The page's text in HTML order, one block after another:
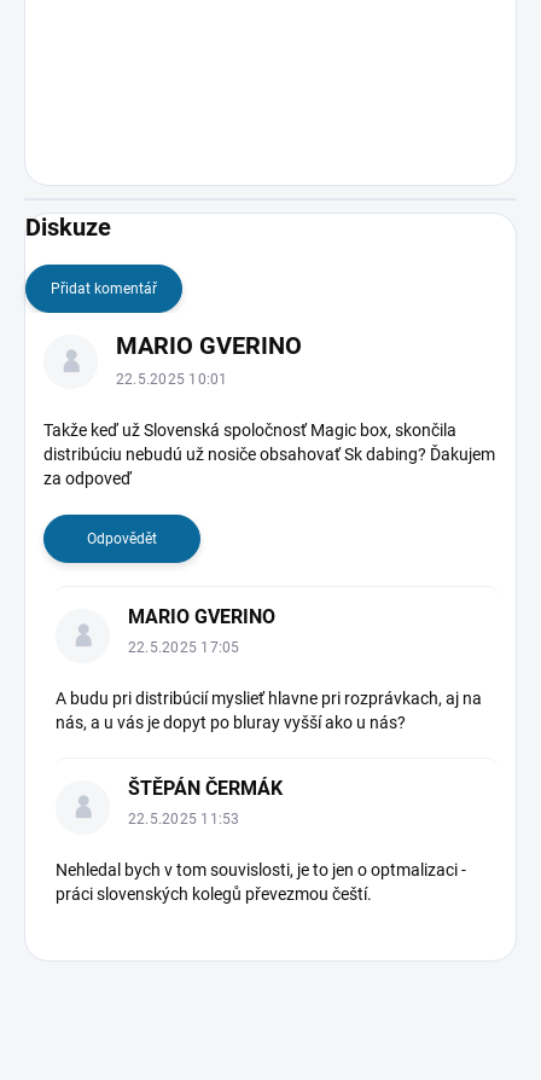
Diskuze
Přidat komentář
MARIO GVERINO
22.5.2025 10:01
Takže keď už Slovenská spoločnosť Magic box, skončila
distribúciu nebudú už nosiče obsahovať Sk dabing? Ďakujem
za odpoveď
Odpovědět
MARIO GVERINO
22.5.2025 17:05
A budu pri distribúcií myslieť hlavne pri rozprávkach, aj na
nás, a u vás je dopyt po bluray vyšší ako u nás?
ŠTĚPÁN ČERMÁK
22.5.2025 11:53
Nehledal bych v tom souvislosti, je to jen o optmalizaci -
práci slovenských kolegů převezmou čeští.